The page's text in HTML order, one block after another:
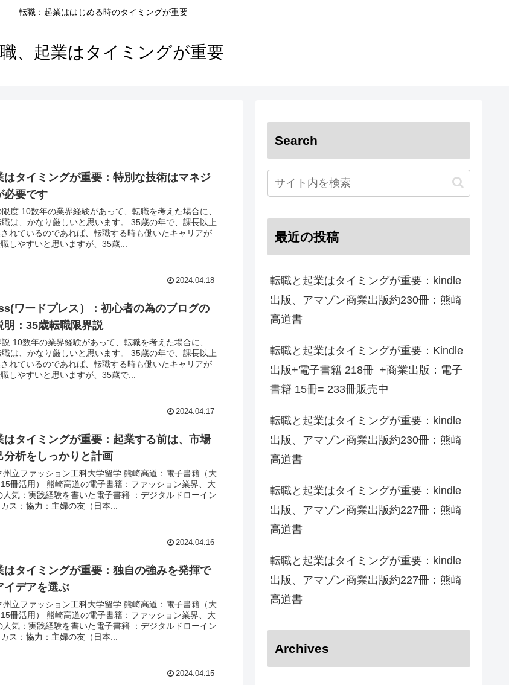
転職：起業ははじめる時のタイミングが重要
、起業はタイミングが重要
はタイミングが重要：特別な技術はマネジ
必要です
度 10数年の業界経験があって、転職を考えた場合に、
は、かなり厳しいと思います。 35歳の年で、課長以上
れているのであれば、転職する時も働いたキャリアが
しやすいと思いますが、35歳...
2024.04.18
ワードプレス）：初心者の為のブログの
明：35歳転職限界説
10数年の業界経験があって、転職を考えた場合に、
は、かなり厳しいと思います。 35歳の年で、課長以上
れているのであれば、転職する時も働いたキャリアが
しやすいと思いますが、35歳で...
2024.04.17
はタイミングが重要：起業する前は、市場
分析をしっかりと計画
州立ファッション工科大学留学 熊崎高道：電子書籍（大
冊活用） 熊崎高道の電子書籍：ファッション業界、大
人気：実践経験を書いた電子書籍 ：デジタルドローイン
ス：協力：主婦の友（日本...
2024.04.16
はタイミングが重要：独自の強みを発揮で
イデアを選ぶ
州立ファッション工科大学留学 熊崎高道：電子書籍（大
冊活用） 熊崎高道の電子書籍：ファッション業界、大
人気：実践経験を書いた電子書籍 ：デジタルドローイン
ス：協力：主婦の友（日本...
2024.04.15
Search
最近の投稿
転職と起業はタイミングが重要：kindle
出版、アマゾン商業出版約230冊：熊崎
高道書
転職と起業はタイミングが重要：Kindle
出版+電子書籍 218冊 +商業出版：電子
書籍 15冊= 233冊販売中
転職と起業はタイミングが重要：kindle
出版、アマゾン商業出版約230冊：熊崎
高道書
転職と起業はタイミングが重要：kindle
出版、アマゾン商業出版約227冊：熊崎
高道書
転職と起業はタイミングが重要：kindle
出版、アマゾン商業出版約227冊：熊崎
高道書
Archives